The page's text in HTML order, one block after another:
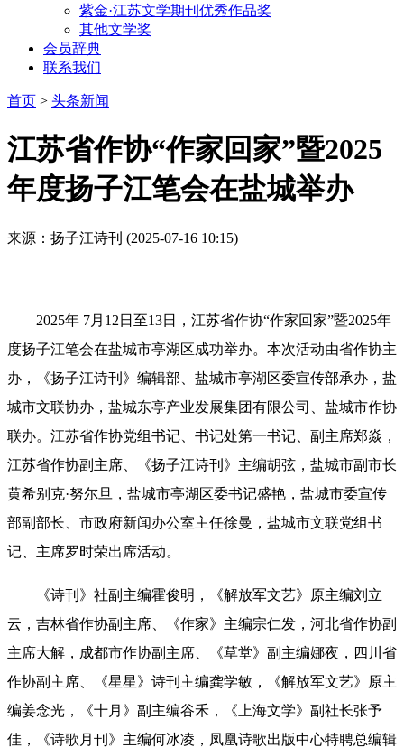
紫金·江苏文学期刊优秀作品奖
其他文学奖
会员辞典
联系我们
首页 > 头条新闻
江苏省作协“作家回家”暨2025
年度扬子江笔会在盐城举办
来源：扬子江诗刊 (2025-07-16 10:15)
2025年 7月12日至13日，江苏省作协“作家回家”暨2025年
度扬子江笔会在盐城市亭湖区成功举办。本次活动由省作协主
办，《扬子江诗刊》编辑部、盐城市亭湖区委宣传部承办，盐
城市文联协办，盐城东亭产业发展集团有限公司、盐城市作协
联办。江苏省作协党组书记、书记处第一书记、副主席郑焱，
江苏省作协副主席、《扬子江诗刊》主编胡弦，盐城市副市长
黄希别克·努尔旦，盐城市亭湖区委书记盛艳，盐城市委宣传
部副部长、市政府新闻办公室主任徐曼，盐城市文联党组书
记、主席罗时荣出席活动。
《诗刊》社副主编霍俊明，《解放军文艺》原主编刘立
云，吉林省作协副主席、《作家》主编宗仁发，河北省作协副
主席大解，成都市作协副主席、《草堂》副主编娜夜，四川省
作协副主席、《星星》诗刊主编龚学敏，《解放军文艺》原主
编姜念光，《十月》副主编谷禾，《上海文学》副社长张予
佳，《诗歌月刊》主编何冰凌，凤凰诗歌出版中心特聘总编辑